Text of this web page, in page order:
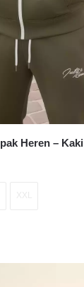
Heren – Kaki